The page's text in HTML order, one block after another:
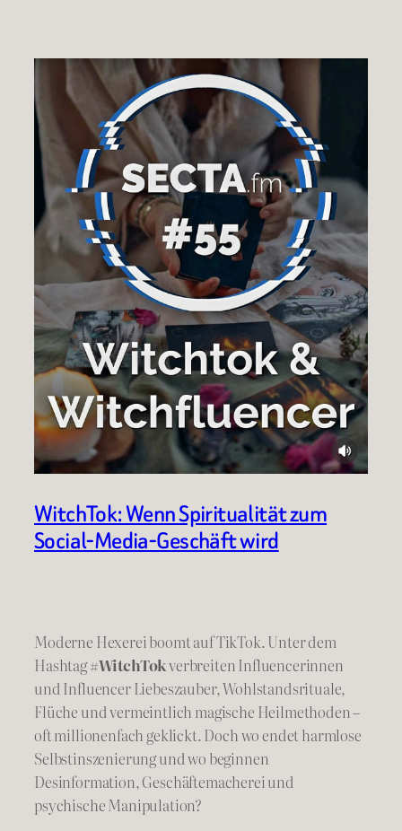
WitchTok: Wenn Spiritualität zum
Social-Media-Geschäft wird
Moderne Hexerei boomt auf TikTok. Unter dem
Hashtag#WitchTokverbreiten Influencerinnen
und Influencer Liebeszauber, Wohlstandsrituale,
Flüche und vermeintlich magische Heilmethoden –
oft millionenfach geklickt. Doch wo endet harmlose
Selbstinszenierung und wo beginnen
Desinformation, Geschäftemacherei und
psychische Manipulation?